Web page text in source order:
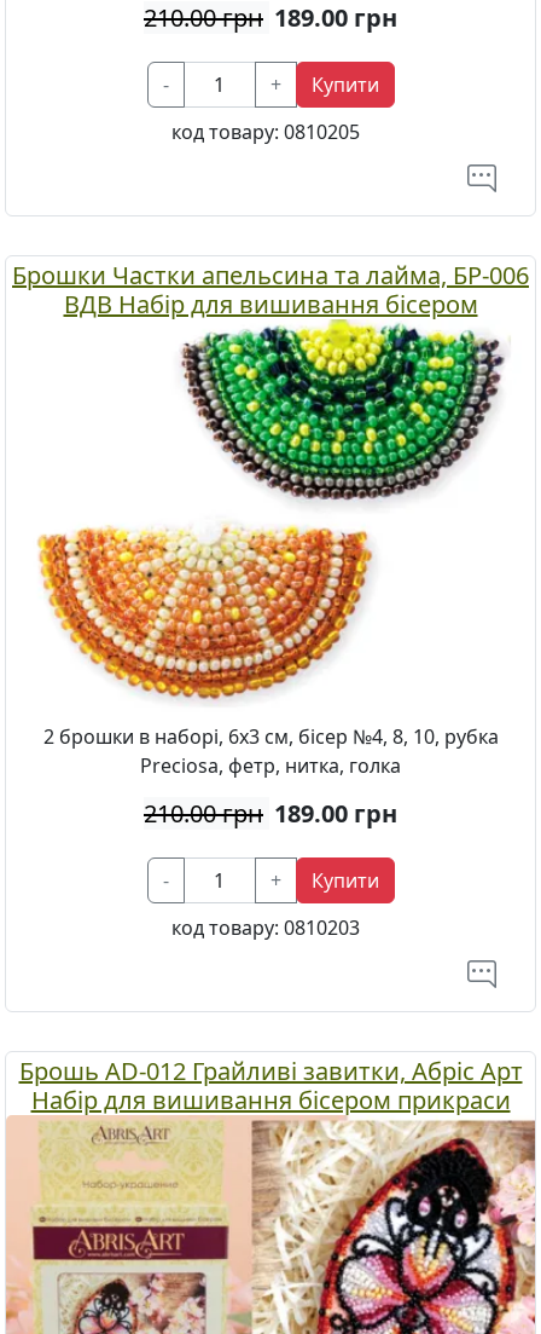
210.00 грн 189.00 грн
- +
Купити
код товару: 0810205
Брошки Частки апельсина та лайма, БР-006
ВДВ Набір для вишивання бісером
2 брошки в наборі, 6х3 см, бісер №4, 8, 10, рубка
Preciosa, фетр, нитка, голка
210.00 грн 189.00 грн
- +
Купити
код товару: 0810203
Брошь AD-012 Грайливі завитки, Абріс Арт
Набір для вишивання бісером прикраси